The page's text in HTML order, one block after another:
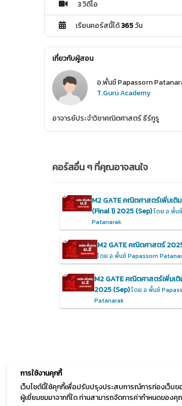
3 วิดีโอ
เรียนคอร์สนี้ได้365วัน
เกี่ยวกับผู้สอน
อ.พั้นช์ Papassorn
T.Guru Academy
อาจารย์ประจำวิชาคณิตศาสตร์ ธีร์กูรู
คอร์สอื่น ๆ ที่คุณอาจสนใจ
M2 GATE คณิตศาสตร์เพิ่มเติ
(Final 1) 2025 (Sep)โดย อ.พั้น
Patanarak
M2 GATE คณิตศาสตร์
โดย อ.พั้นช์ Papassorn
M2 GATE คณิตศาสตร์เพิ่มเ
2025 (Sep)โดย อ.พั้นช์
Patanarak
การใช้งานคุกกี้
เว็บไซต์นี้ใช้คุกกี้เพื่อปรับปรุงประสบการณ์การท่องเว็บข
ผู้เยี่ยมชมมาจากที่ใด ท่านสามารถจัดการค่ากำหนดของ